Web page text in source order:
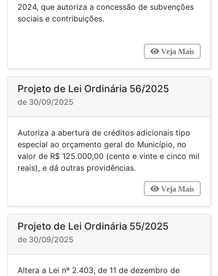
2024, que autoriza a concessão de subvenções
sociais e contribuições.
Veja Mais
Projeto de Lei Ordinária 56/2025
de 30/09/2025
Autoriza a abertura de créditos adicionais tipo
especial ao orçamento geral do Município, no
valor de R$ 125.000,00 (cento e vinte e cinco mil
reais), e dá outras providências.
Veja Mais
Projeto de Lei Ordinária 55/2025
de 30/09/2025
Altera a Lei nº 2.403, de 11 de dezembro de